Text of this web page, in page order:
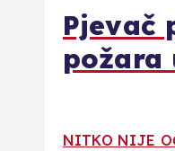
Pjevač
požara
NITKO NIJE